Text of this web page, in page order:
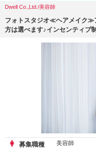
Dwell Co.,Ltd./美容師
フォトスタジオ≪ヘアメイク≫
方は選べます♪インセンティブ
募集職種 美容師